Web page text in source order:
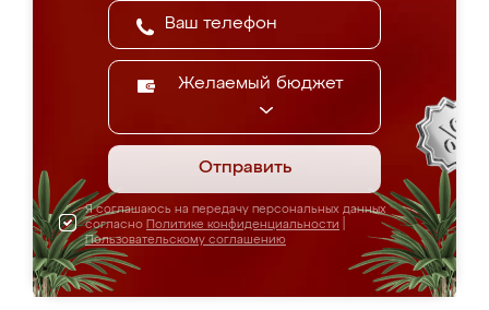
Желаемый бюджет
Отправить
Я соглашаюсь на передачу персональных данных
согласно Политике конфиденциальности
Пользовательскому соглашению